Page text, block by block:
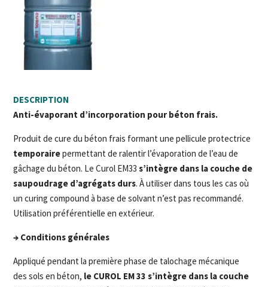
DESCRIPTION
Anti-évaporant d’incorporation pour béton frais.
Produit de cure du béton frais formant une pellicule protectrice
temporairepermettant de ralentir l’évaporation de l’eau de
gâchage du béton. Le Curol EM33s’intègre dans la couche de
saupoudrage d’agrégats durs. À utiliser dans tous les cas où
un curing compound à base de solvant n’est pas recommandé.
Utilisation préférentielle en extérieur.
→ Conditions générales
Appliqué pendant la première phase de talochage mécanique
des sols en béton, le CUROL EM 33 s’intègre dans la couche